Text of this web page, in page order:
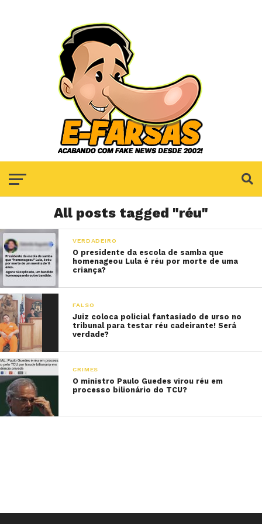
All posts tagged "réu"
VERDADEIRO
O presidente da escola de samba que
homenageou Lula é réu por morte de uma
criança?
FALSO
Juiz coloca policial fantasiado de urso no
tribunal para testar réu cadeirante! Será
verdade?
CRIMES
O ministro Paulo Guedes virou réu em
processo bilionário do TCU?